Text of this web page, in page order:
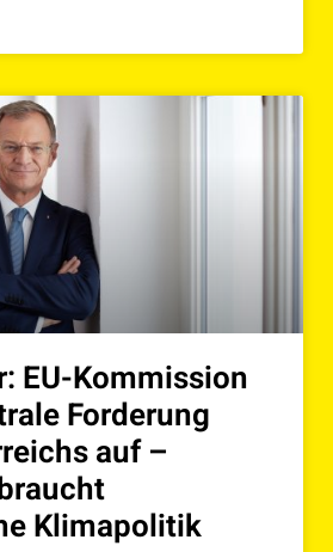
EU-Kommission
Forderung
auf –
Klimapolitik